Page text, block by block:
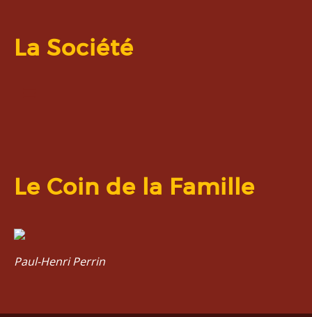
La Société
Le Coin de la Famille
Paul-Henri Perrin